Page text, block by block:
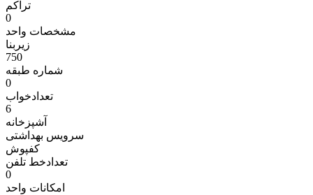
تراکم
0
مشخصات واحد
زیربنا
750
شماره طبقه
0
تعدادخواب
6
آشپزخانه
سرویس بهداشتی
کفپوش
تعدادخط تلفن
0
امکانات واحد